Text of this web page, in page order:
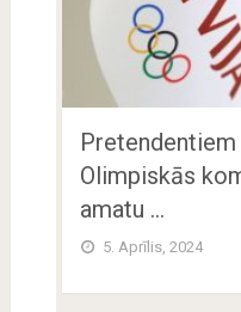
Olimpiskās
amatu …
5. Aprīlis, 2024